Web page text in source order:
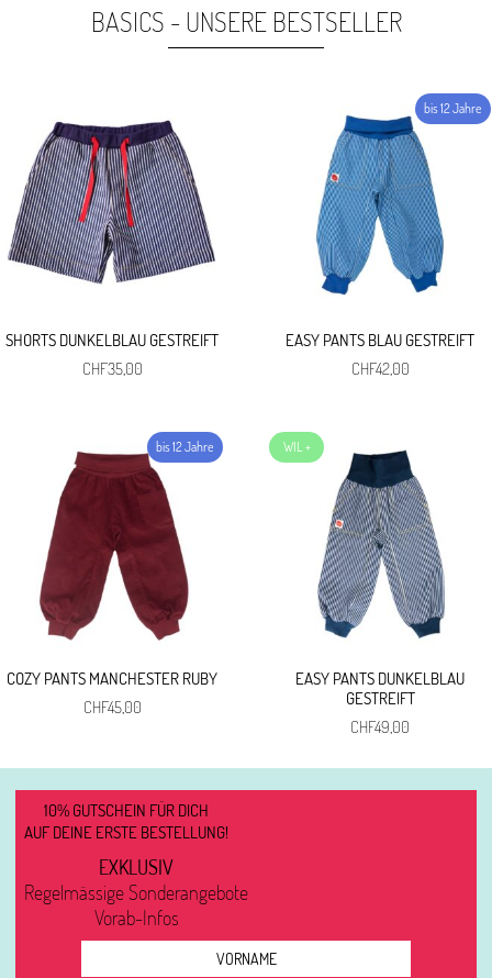
CHF21,00CHF8,40.
CHF4,90
BASICS - UNSERE BESTSELLER
SHORTS DUNKELBLAU GESTREIFT
CHF35,00
EASY PANTS BLAU GESTREIFT
CHF42,00
COZY PANTS MANCHESTER RUBY
CHF45,00
EASY PANTS DUNKELBLAU
GESTREIFT
CHF49,00
10% GUTSCHEIN FÜR DICH
AUF DEINE ERSTE BESTELLUNG!
EXKLUSIV
Regelmässige Sonderangebote
Vorab-Infos